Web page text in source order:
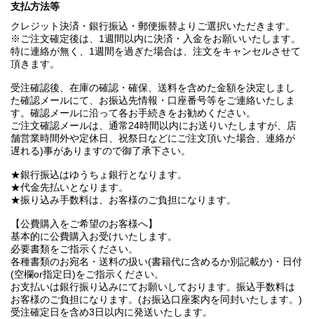
支払方法等
クレジット決済・銀行振込・郵便振替よりご選択いただきます。
※ご注文確定後は、1週間以内に決済・入金をお願いいたします。
特に連絡が無く、1週間を過ぎた場合は、注文をキャンセルさせて
頂きます。
受注確認後、在庫の確認・確保、送料を含めた金額を決定しまし
た確認メールにて、お振込先情報・口座番号等をご連絡いたしま
す。確認メールに沿って各お手続きをお勧めください。
ご注文確認メールは、通常24時間以内にお送りいたしますが、店
舗営業時間外や定休日、祝祭日などにご注文頂いた場合、連絡が
遅れる)事がありますので御了承下さい。
★銀行振込はゆうちょ銀行となります。
★代金先払いとなります。
★振り込み手数料は、お客様のご負担になります。
【公費購入をご希望のお客様へ】
基本的に公費購入お受けいたします。
必要書類をご指示ください。
各種書類のお宛名・送料の扱い(書籍代に含めるか別記載か)・日付
(空欄or指定日)をご指示ください。
お支払いは銀行振り込みにてお願いしております。振込手数料は
お客様のご負担になります。(お振込口座案内を同封いたします。)
受注確定日を含め3日以内に発送いたします。